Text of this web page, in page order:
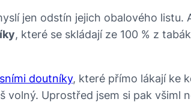
jen odstín jejich obalového listu.
, které se skládají ze 100 % z
doutníky, které přímo lákají ke
Uprostřed jsem si pak všiml